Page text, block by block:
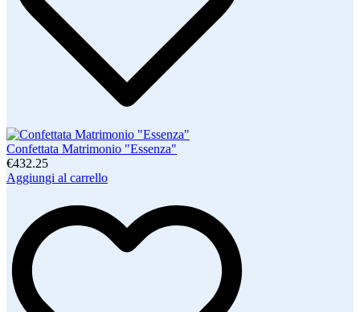
Confettata Matrimonio "Essenza"
€432.25
Aggiungi al carrello